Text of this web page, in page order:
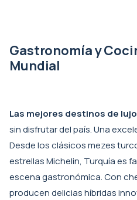
Gastronomía y
Mundial
Las mejores destinos de
sin disfrutar del país. Una
Desde los clásicos mezes
estrellas Michelin, Turquía es
escena gastronómica. Con
producen delicias híbridas